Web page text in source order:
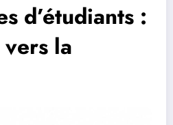
d’étudiants :
la